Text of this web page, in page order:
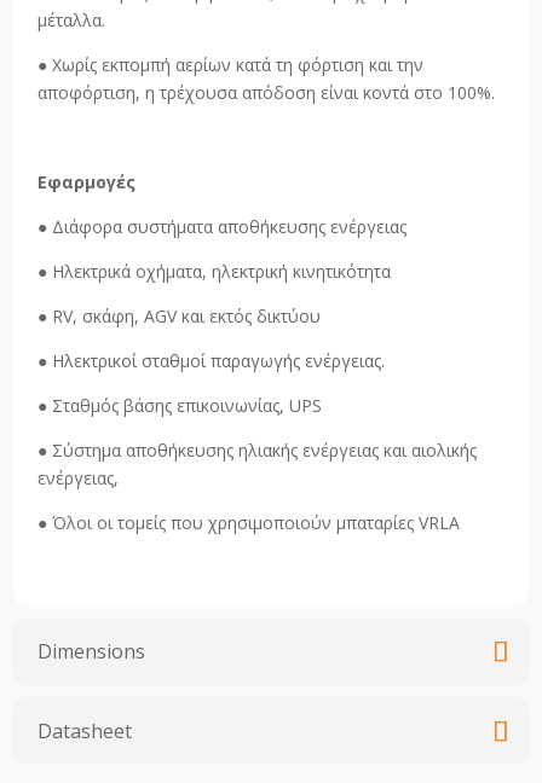
μέταλλα.
● Χωρίς εκπομπή αερίων κατά τη φόρτιση και την
αποφόρτιση, η τρέχουσα απόδοση είναι κοντά στο 100%.
Εφαρμογές
● Διάφορα συστήματα αποθήκευσης ενέργειας
● Ηλεκτρικά οχήματα, ηλεκτρική κινητικότητα
● RV, σκάφη, AGV και εκτός δικτύου
● Ηλεκτρικοί σταθμοί παραγωγής ενέργειας.
● Σταθμός βάσης επικοινωνίας, UPS
● Σύστημα αποθήκευσης ηλιακής ενέργειας και αιολικής
ενέργειας,
● Όλοι οι τομείς που χρησιμοποιούν μπαταρίες VRLA
Dimensions
Datasheet